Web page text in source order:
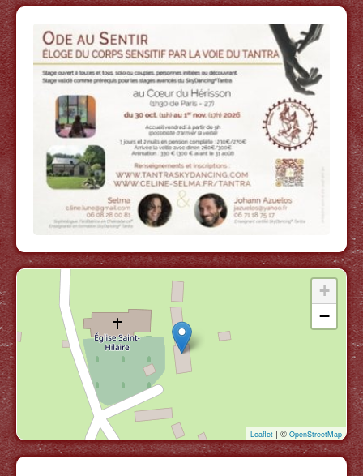
Le solde (200 € par personne) et les frais
d'hébergement et repas seront à régler sur
place lors de votre arrivée.
Pour finaliser votre inscription, il vous sera
également demandé de remplir un formulaire
personnel nous permettant de mieux vous
accompagner lors de ce stage. Vous recevrez
le lien pour ce faire dans le courriel
automatique de confirmation du règlement de
votre acompte.
CONDITIONS D'ANNULATION
stage avant le 15 septembre, votre acompte
vous sera remboursé modulo une retenue de
30€.
- Si vous décidez de ne plus participer au
stage après cette date, votre
acompte sera conservé.
- Si vous décidez de ne plus participer moins
d'une semaine avant le stage ou après le
début du stage, la totalité du prix d’animation
et des frais d’hébergement et repas resteront
En cas d'annulation du stage de notre part,
+
−
Leaflet | © OpenStreetMap